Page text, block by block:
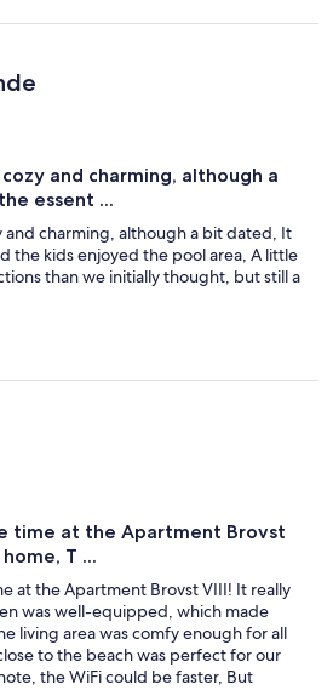
and charming, although a
essent ...
and charming, although a bit dated, It
the kids enjoyed the pool area, A little
than we initially thought, but still a
time at the Apartment Brovst
T ...
at the Apartment Brovst VIII! It really
was well-equipped, which made
living area was comfy enough for all
to the beach was perfect for our
the WiFi could be faster, But